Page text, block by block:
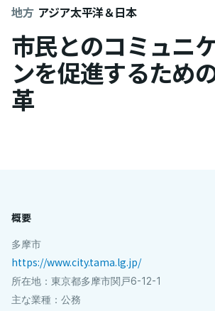
地方 アジア太平洋＆日本
市民とのコミュニ
ンを促進するため
革
概要
多摩市
https://www.city.tama.lg.jp/
所在地：東京都多摩市関戸6-12-1
主な業種：公務